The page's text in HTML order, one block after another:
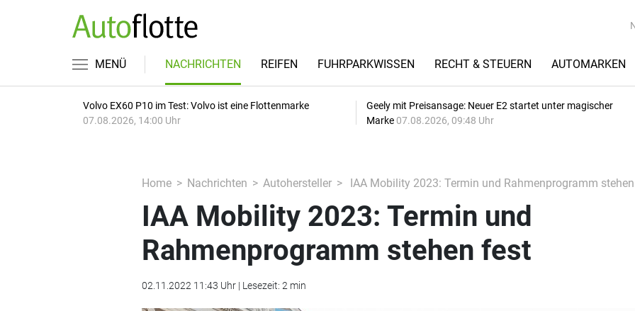
MENÜ NACHRICHTEN REIFEN FUHRPARKWISSEN RECHT & STEUERN AUTOMARKEN
Volvo EX60 P10 im Test: Volvo ist eine Flottenmarke
07.08.2026, 14:00 Uhr
Geely mit Preisansage: Neuer E2 startet unter magischer
Marke 07.08.2026, 09:48 Uhr
Home Nachrichten Autohersteller IAA Mobility 2023: Termin und Rahmenprogramm
IAA Mobility 2023: Termin und
Rahmenprogramm stehen fest
02.11.2022 11:43 Uhr | Lesezeit: 2 min